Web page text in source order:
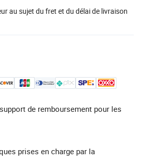
au sujet du fret et du délai de livraison
de remboursement pour les
prises en charge par la